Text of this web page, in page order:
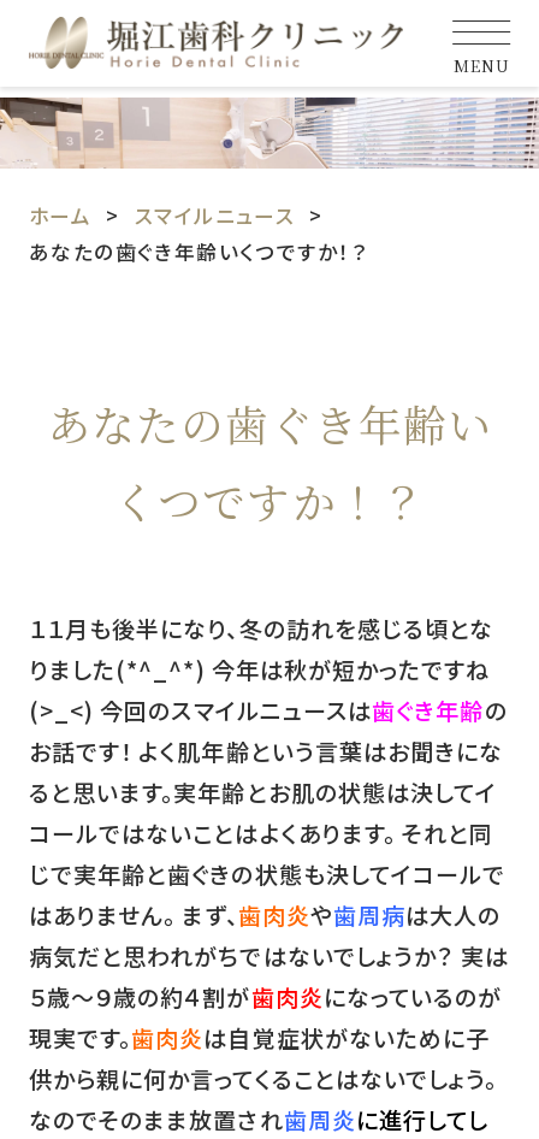
MENU
ホーム
スマイルニュース
あなたの歯ぐき年齢いくつですか！？
あなたの歯ぐき年齢い
くつですか！？
１１月も後半になり、冬の訪れを感じる頃とな
りました(*^_^*) 今年は秋が短かったですね
(>_<) 今回のスマイルニュースは歯ぐき年齢の
お話です！ よく肌年齢という言葉はお聞きにな
ると思います。実年齢とお肌の状態は決してイ
コールではないことはよくあります。 それと同
じで実年齢と歯ぐきの状態も決してイコールで
はありません。 まず、歯肉炎や歯周病は大人の
病気だと思われがちではないでしょうか？ 実は
５歳～９歳の約４割が歯肉炎になっているのが
現実です。歯肉炎は自覚症状がないために子
供から親に何か言ってくることはないでしょう。
なのでそのまま放置され歯周炎に進行してし